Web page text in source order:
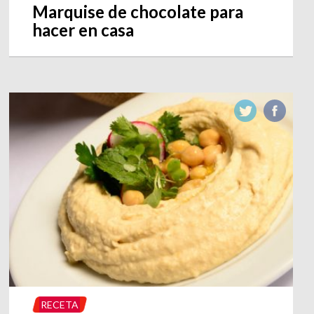
Marquise de chocolate para
hacer en casa
RECETA